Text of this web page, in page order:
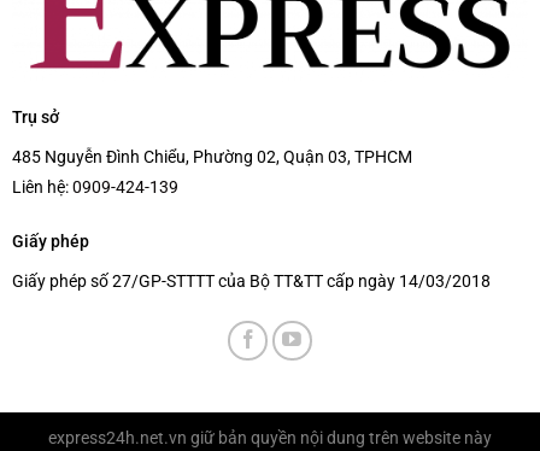
Trụ sở
485 Nguyễn Đình Chiểu, Phường 02, Quận 03, TPHCM
Liên hệ:0909-424-139
Giấy phép
Giấy phép số 27/GP-STTTT của Bộ TT&TT cấp ngày 14/03/2018
express24h.net.vn giữ bản quyền nội dung trên website này